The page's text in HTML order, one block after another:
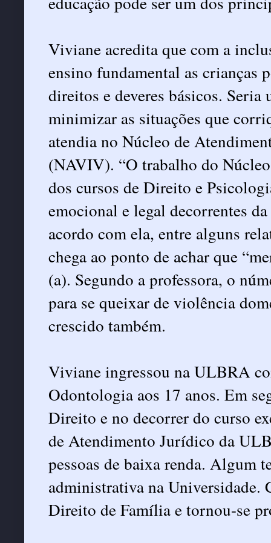
Viviane acredita que com a
ensino fundamental as crianças
direitos e deveres básicos.
minimizar as situações que
atendia no Núcleo de
(NAVIV). “O trabalho do
dos cursos de Direito e
emocional e legal decorrentes
acordo com ela, entre alguns
chega ao ponto de achar que
(a). Segundo a professora, o
para se queixar de violência
crescido também.
Viviane ingressou na ULBRA
Odontologia aos 17 anos. Em
Direito e no decorrer do curso
de Atendimento Jurídico da
pessoas de baixa renda. Algum
administrativa na Universidade.
Direito de Família e tornou-se